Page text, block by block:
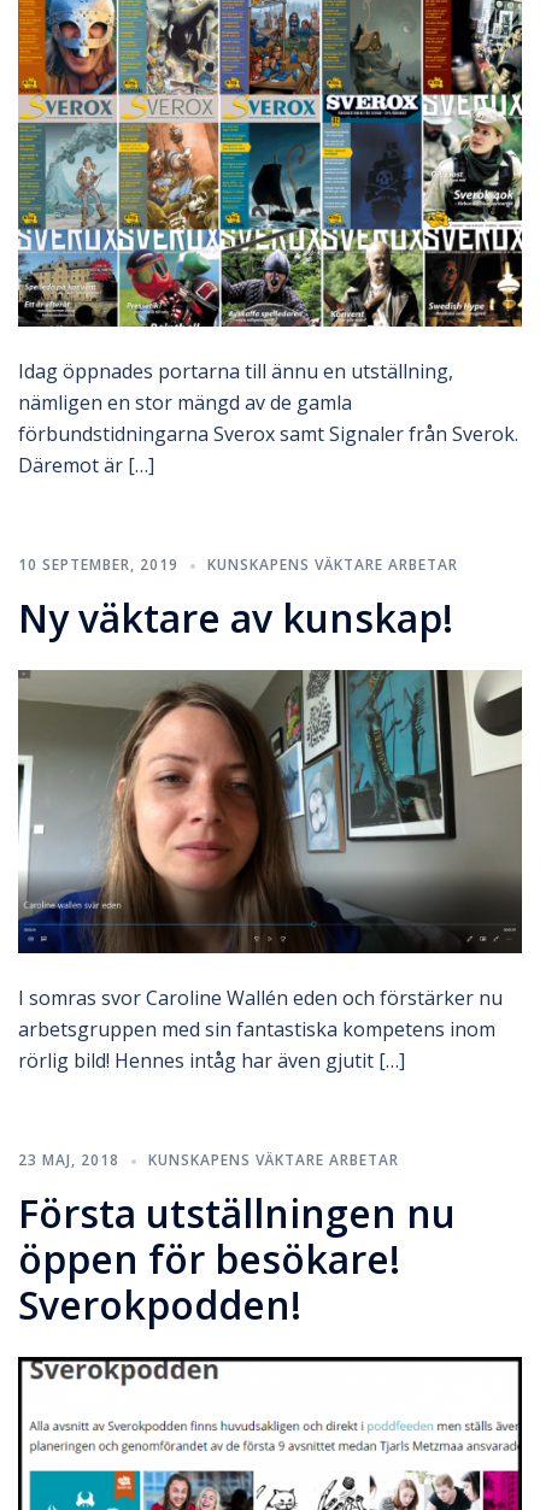
Idag öppnades portarna till ännu en utställning,
nämligen en stor mängd av de gamla
förbundstidningarna Sverox samt Signaler från Sverok.
Däremot är […]
10 SEPTEMBER, 2019 KUNSKAPENS VÄKTARE ARBETAR
Ny väktare av kunskap!
I somras svor Caroline Wallén eden och förstärker nu
arbetsgruppen med sin fantastiska kompetens inom
rörlig bild! Hennes intåg har även gjutit […]
23 MAJ, 2018 KUNSKAPENS VÄKTARE ARBETAR
Första utställningen nu
öppen för besökare!
Sverokpodden!